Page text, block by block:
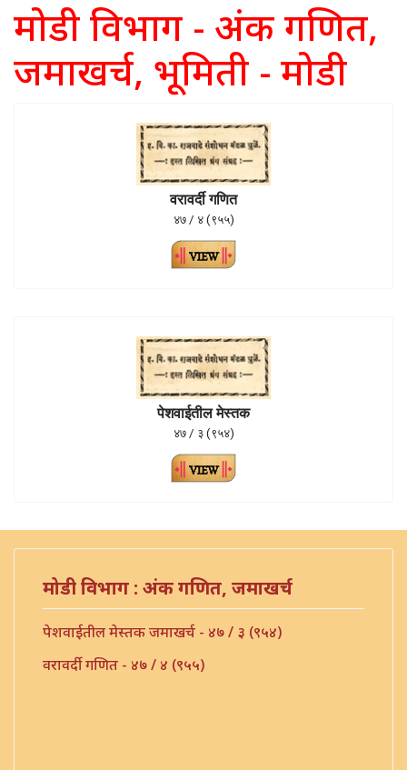
मोडी विभाग - अंक गणित,
जमाखर्च, भूमिती - मोडी
वरावर्दी गणित
४७ / ४ (९५५)
पेशवाईतील मेस्तक
४७ / ३ (९५४)
मोडी विभाग : अंक गणित, जमाखर्च
पेशवाईतील मेस्तक जमाखर्च - ४७ / ३ (९५४)
वरावर्दी गणित - ४७ / ४ (९५५)